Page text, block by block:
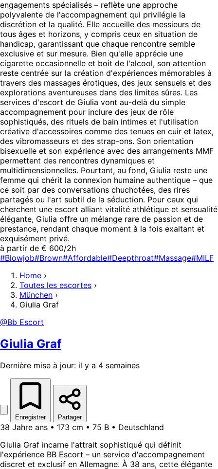
engagements spécialisés – reflète une approche
polyvalente de l'accompagnement qui privilégie la
discrétion et la qualité. Elle accueille des messieurs de
tous âges et horizons, y compris ceux en situation de
handicap, garantissant que chaque rencontre semble
exclusive et sur mesure. Bien qu'elle apprécie une
cigarette occasionnelle et boit de l'alcool, son attention
reste centrée sur la création d'expériences mémorables à
travers des massages érotiques, des jeux sensuels et des
explorations aventureuses dans des limites sûres. Les
services d'escort de Giulia vont au-delà du simple
accompagnement pour inclure des jeux de rôle
sophistiqués, des rituels de bain intimes et l'utilisation
créative d'accessoires comme des tenues en cuir et latex,
des vibromasseurs et des strap-ons. Son orientation
bisexuelle et son expérience avec des arrangements MMF
permettent des rencontres dynamiques et
multidimensionnelles. Pourtant, au fond, Giulia reste une
femme qui chérit la connexion humaine authentique – que
ce soit par des conversations chuchotées, des rires
partagés ou l'art subtil de la séduction. Pour ceux qui
cherchent une escort alliant vitalité athlétique et sensualité
élégante, Giulia offre un mélange rare de passion et de
prestance, rendant chaque moment à la fois exaltant et
exquisément privé.
à partir de € 600/2h
#Blowjob#Brown#Affordable#Deepthroat#Massage#MILF
Home ›
Toutes les escortes ›
München ›
Giulia Graf
@Bb Escort
Giulia Graf
Dernière mise à jour: il y a 4 semaines
Enregistrer Partager
38 Jahre ans • 173 cm • 75 B • Deutschland
Giulia Graf incarne l'attrait sophistiqué qui définit
l'expérience BB Escort – un service d'accompagnement
discret et exclusif en Allemagne. À 38 ans, cette élégante